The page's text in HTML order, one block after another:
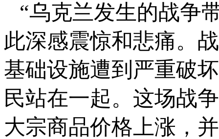
“乌克兰发生的战争
此深感震惊和悲痛。
基础设施遭到严重破
民站在一起。这场战
大宗商品价格上涨，